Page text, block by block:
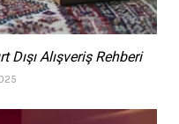
Alışveriş Rehberi